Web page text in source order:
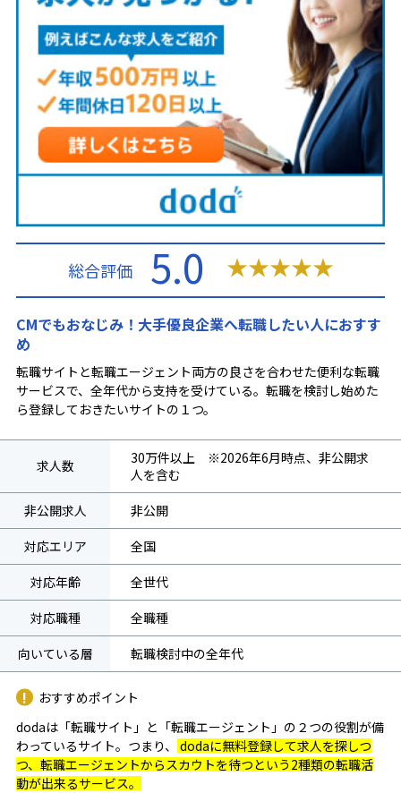
CMでもおなじみ！大手優良企業へ転職したい人におすす
め
転職サイトと転職エージェント両方の良さを合わせた便利な転職
サービスで、全年代から支持を受けている。転職を検討し始めた
ら登録しておきたいサイトの１つ。
総合評価 5.0 ★★★★★
求人数
30万件以上 ※2026年6月時点、非公開求
人を含む
非公開求人
非公開
対応エリア
全国
対応年齢
全世代
対応職種
全職種
向いている層
転職検討中の全年代
おすすめポイント
dodaは「転職サイト」と「転職エージェント」の２つの役割が備
わっているサイト。つまり、
dodaに無料登録して求人を探しつ
つ、転職エージェントからスカウトを待つという2種類の転職活
動が出来るサービス。